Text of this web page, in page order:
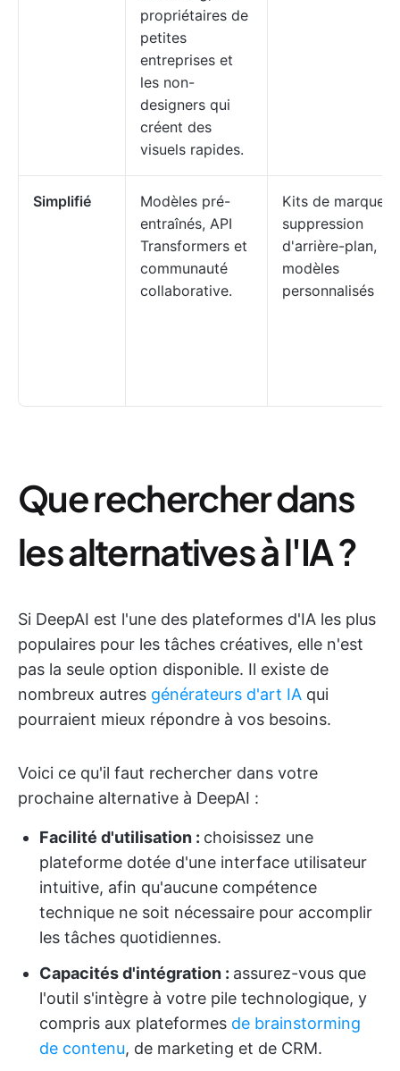
propriétaires de
petites
entreprises et
les non-
designers qui
créent des
visuels rapides.
Simplifié
Modèles pré-
entraînés, API
Transformers et
communauté
collaborative.
Kits de marque,
suppression
d'arrière-plan,
modèles
personnalisés
Que rechercher dans
les alternatives à l'IA ?
Si DeepAI est l'une des plateformes d'IA les plus
populaires pour les tâches créatives, elle n'est
pas la seule option disponible. Il existe de
nombreux autres générateurs d'art IA qui
pourraient mieux répondre à vos besoins.
Voici ce qu'il faut rechercher dans votre
prochaine alternative à DeepAI :
Facilité d'utilisation : choisissez une
plateforme dotée d'une interface utilisateur
intuitive, afin qu'aucune compétence
technique ne soit nécessaire pour accomplir
les tâches quotidiennes.
Capacités d'intégration : assurez-vous que
l'outil s'intègre à votre pile technologique, y
compris aux plateformes de brainstorming
de contenu, de marketing et de CRM.